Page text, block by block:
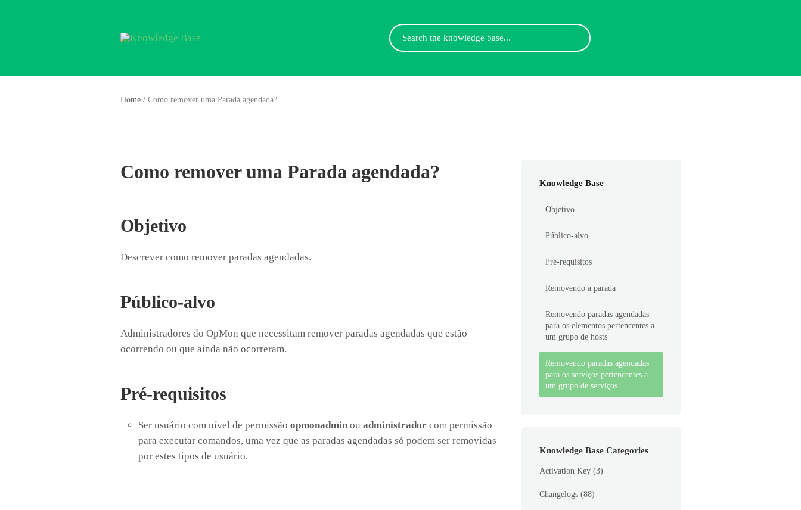
Search
For
Home / Como remover uma Parada agendada?
Como remover uma Parada agendada?
Objetivo
Descrever como remover paradas agendadas.
Público-alvo
Administradores do OpMon que necessitam remover paradas agendadas que estão
ocorrendo ou que ainda não ocorreram.
Pré-requisitos
Ser usuário com nível de permissão opmonadmin ou administrador com permissão
para executar comandos, uma vez que as paradas agendadas só podem ser removidas
por estes tipos de usuário.
Knowledge Base
Objetivo
Público-alvo
Pré-requisitos
Removendo a parada
Removendo paradas agendadas
para os elementos pertencentes a
um grupo de hosts
Removendo paradas agendadas
para os serviços pertencentes a
um grupo de serviços
Knowledge Base Categories
Activation Key (3)
Changelogs (88)